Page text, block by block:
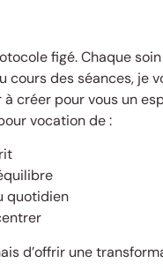
figé. Chaque
cours des séances, je
créer pour vous un
vocation de :
quotidien
d’offrir une